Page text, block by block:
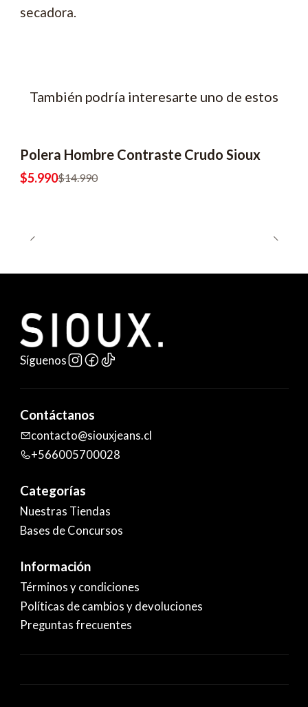
secadora.
También podría interesarte uno de estos
-60% OFF
2x8990
Polera Hombre Contraste Crudo Sioux
$5.990$14.990
Síguenos
Contáctanos
contacto@siouxjeans.cl
+566005700028
Categorías
Nuestras Tiendas
Bases de Concursos
Información
Términos y condiciones
Políticas de cambios y devoluciones
Preguntas frecuentes